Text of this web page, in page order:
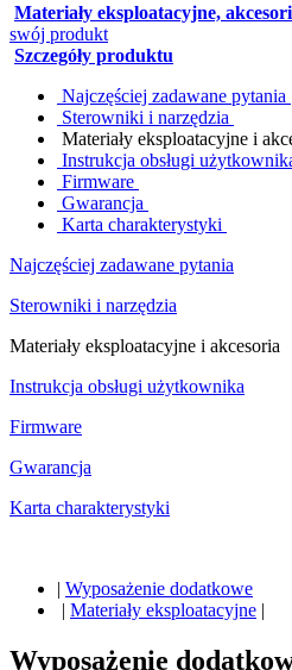
Materiały eksploatacyjne,
swój produkt
Szczegóły produktu
Najczęściej zadawane pytania
Sterowniki i narzędzia
Materiały eksploatacyjne i
Instrukcja obsługi
Firmware
Gwarancja
Karta charakterystyki
Najczęściej zadawane pytania
Sterowniki i narzędzia
Materiały eksploatacyjne i akcesoria
Instrukcja obsługi użytkownika
Firmware
Gwarancja
Karta charakterystyki
| Wyposażenie dodatkowe
| Materiały eksploatacyjne |
Wyposażenie